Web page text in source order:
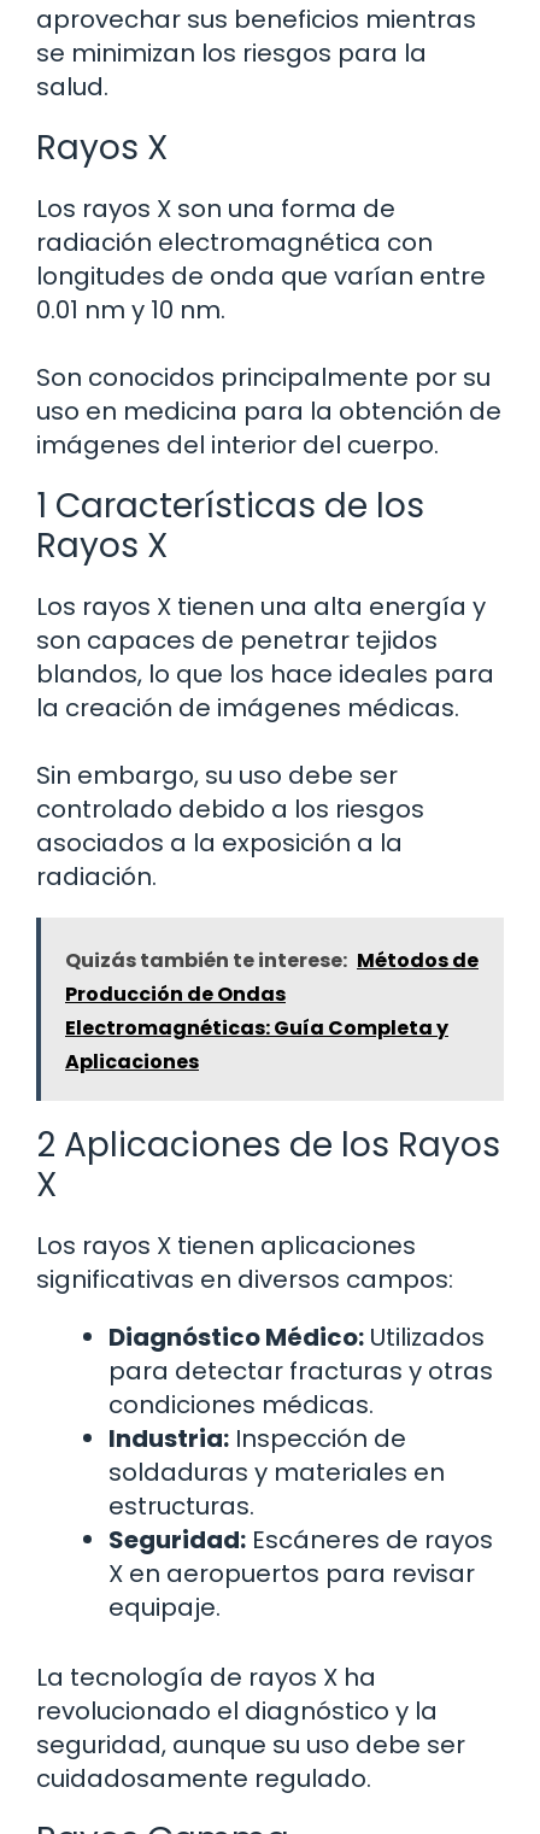
aprovechar sus beneficios mientras
se minimizan los riesgos para la
salud.
Rayos X
Los rayos X son una forma de
radiación electromagnética con
longitudes de onda que varían entre
0.01 nm y 10 nm.
Son conocidos principalmente por su
uso en medicina para la obtención de
imágenes del interior del cuerpo.
1 Características de los
Rayos X
Los rayos X tienen una alta energía y
son capaces de penetrar tejidos
blandos, lo que los hace ideales para
la creación de imágenes médicas.
Sin embargo, su uso debe ser
controlado debido a los riesgos
asociados a la exposición a la
radiación.
Quizás también te interese: Métodos de
Producción de Ondas
Electromagnéticas: Guía Completa y
Aplicaciones
2 Aplicaciones de los Rayos
X
Los rayos X tienen aplicaciones
significativas en diversos campos:
Diagnóstico Médico: Utilizados
para detectar fracturas y otras
condiciones médicas.
Industria: Inspección de
soldaduras y materiales en
estructuras.
Seguridad: Escáneres de rayos
X en aeropuertos para revisar
equipaje.
La tecnología de rayos X ha
revolucionado el diagnóstico y la
seguridad, aunque su uso debe ser
cuidadosamente regulado.